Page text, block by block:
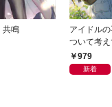
鳴
アイドル
ついて考
979
新着